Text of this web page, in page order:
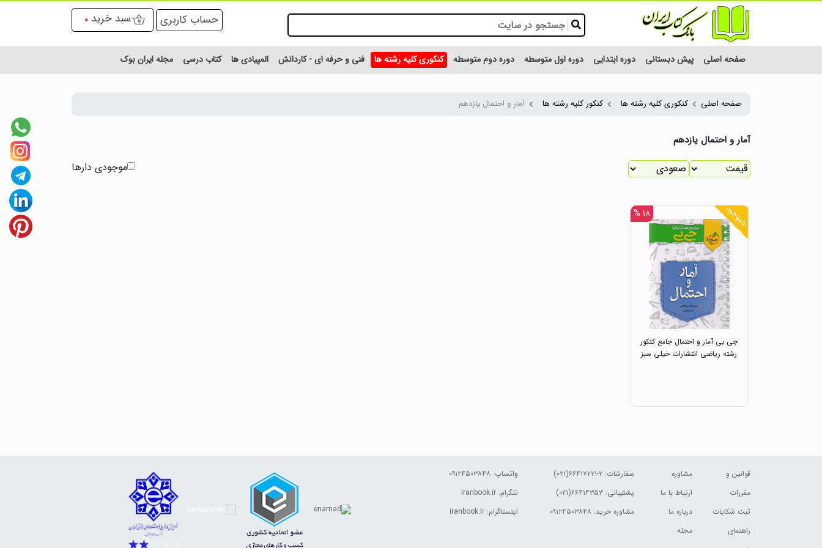
حساب کاربری سبد خرید 0
صفحه اصلی پیش دبستانی دوره ابتدایی دوره اول متوسطه دوره دوم متوسطه کنکوری کلیه رشته ها فنی و حرفه ای - کاردانش المپیادی ها کتاب درسی مجله ایران بوک
صفحه اصلی کنکوری کلیه رشته ها کنکور کلیه رشته ها آمار و احتمال یازدهم
آمار و احتمال یازدهم
موجودی دارها
ناموجود ۱۸ %
جی بی آمار و احتمال جامع کنکور
رشته ریاضی انتشارات خیلی سبز
قوانین و
مقررات
ثبت شکایات
راهنمای
مشاوره
ارتباط با ما
درباره ما
مجله
سفارشات: ۲-۶۶۴۱۷۲۲۱(۰۲۱)
پشتیبانی: ۶۶۴۱۴۳۵۳(۰۲۱)
مشاوره خرید: ۰۹۱۲۴۵۰۳۸۴۸
واتساپ: ۰۹۱۲۴۵۰۳۸۴۸
تلگرام: iranbook.ir
اینستاگرام: iranbook.ir